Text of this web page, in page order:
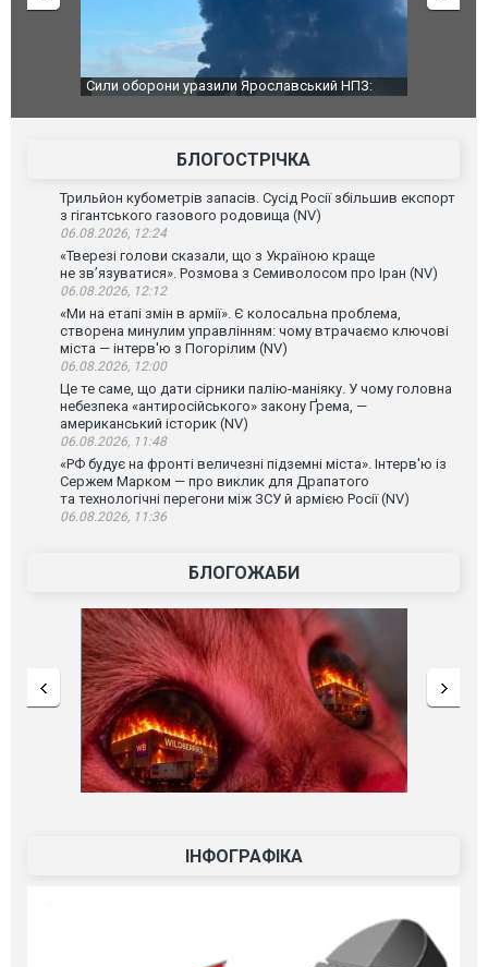
Сили оборони уразили Ярославський НПЗ:
атаку. ВІДЕО
Неймар
БЛОГОСТРІЧКА
Трильйон кубометрів запасів. Сусід Росії збільшив експорт
з гігантського газового родовища (NV)
06.08.2026, 12:24
«Тверезі голови сказали, що з Україною краще
не зв’язуватися». Розмова з Семиволосом про Іран (NV)
06.08.2026, 12:12
«Ми на етапі змін в армії». Є колосальна проблема,
створена минулим управлінням: чому втрачаємо ключові
міста — інтерв'ю з Погорілим (NV)
06.08.2026, 12:00
Це те саме, що дати сірники палію-маніяку. У чому головна
небезпека «антиросійського» закону Ґрема, —
американський історик (NV)
06.08.2026, 11:48
«РФ будує на фронті величезні підземні міста». Інтерв'ю із
Сержем Марком — про виклик для Драпатого
та технологічні перегони між ЗСУ й армією Росії (NV)
06.08.2026, 11:36
БЛОГОЖАБИ
ІНФОГРАФІКА